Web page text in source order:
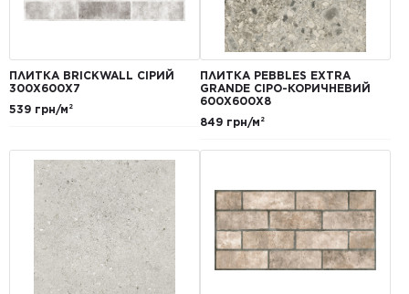
ПЛИТКА BRICKWALL СІРИЙ
300Х600Х7
539 грн/м²
ПЛИТКА PEBBLES EXTRA
GRANDE СІРО-КОРИЧНЕВИЙ
600Х600Х8
849 грн/м²